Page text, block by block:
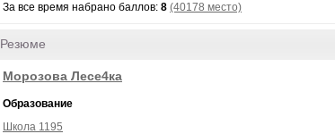
За все время набрано баллов: 8 (40178 место)
Резюме
Морозова Лесе4ка
Образование
Школа 1195